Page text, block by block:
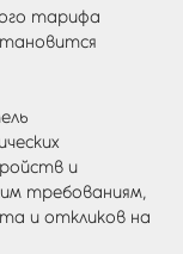
тарифа
и
требованиям,
и откликов на